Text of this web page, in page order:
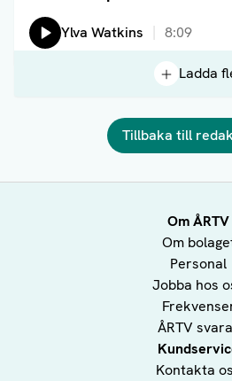
Lyssna på:
Ylva Watkins 8:09
Ladda
Tillbaka till
Om ÅRTV
Om
Personal
Jobba hos
ÅRTV
Kontakta